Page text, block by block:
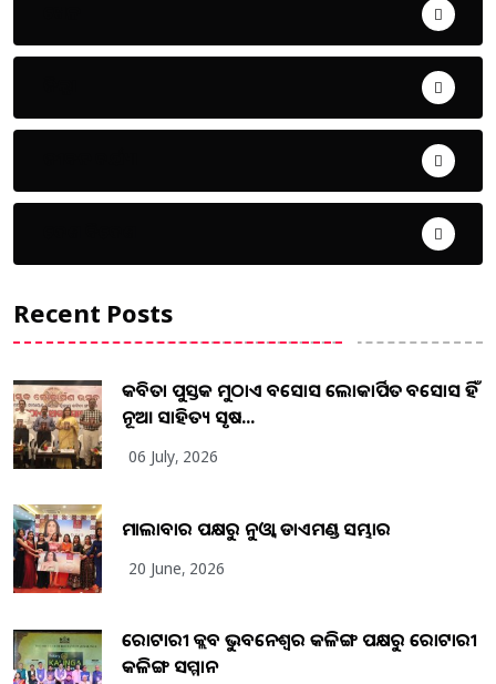
Recent Posts
କବିତା ପୁସ୍ତକ ମୁଠାଏ ଅବସୋସ ଲୋକାର୍ପିତ ଅବସୋସ ହିଁ
ନୂଆ ସାହିତ୍ୟ ସୃଷ...
06 July, 2026
ମାଲାବାର ପକ୍ଷରୁ ନୁଓ୍ବା ଡାଏମଣ୍ଡ ସମ୍ଭାର
20 June, 2026
ରୋଟାରୀ କ୍ଲବ ଭୁବନେଶ୍ୱର କଳିଙ୍ଗ ପକ୍ଷରୁ ରୋଟାରୀ
କଳିଙ୍ଗ ସମ୍ମାନ